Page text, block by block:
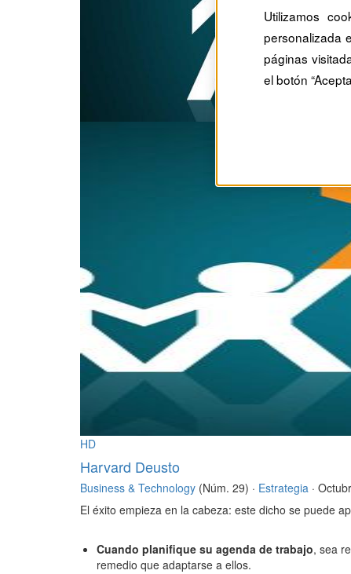
HD
Harvard Deusto
Business & Technology (Núm. 29) · Estrategia ·
El éxito empieza en la cabeza: este dicho se puede
Cuando planifique su agenda de trabajo, sea
remedio que adaptarse a ellos.
Utilizamos
personalizada
páginas
el botón